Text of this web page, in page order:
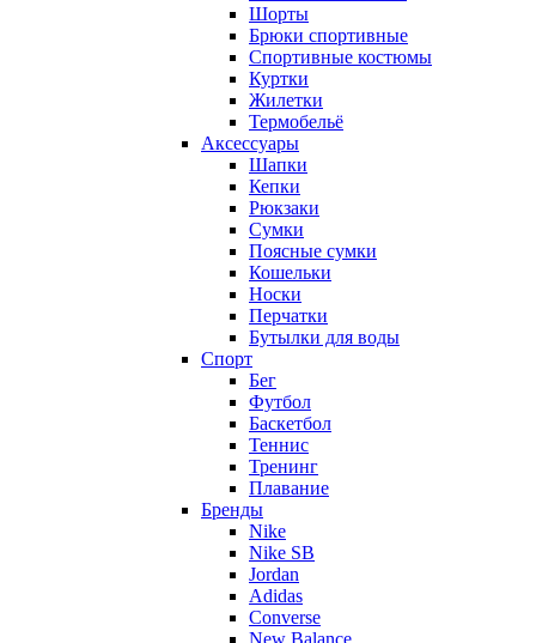
Шорты
Брюки спортивные
Спортивные костюмы
Куртки
Жилетки
Термобельё
Аксессуары
Шапки
Кепки
Рюкзаки
Сумки
Поясные сумки
Кошельки
Носки
Перчатки
Бутылки для воды
Спорт
Бег
Футбол
Баскетбол
Теннис
Тренинг
Плавание
Бренды
Nike
Nike SB
Jordan
Adidas
Converse
New Balance